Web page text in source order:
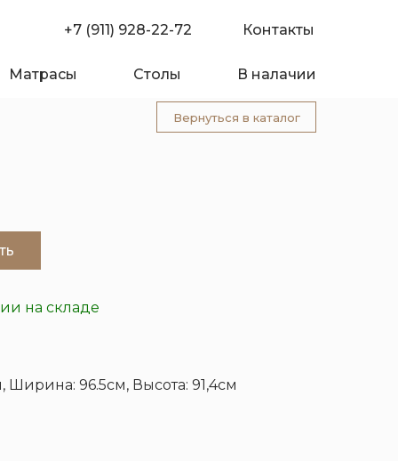
Матрасы Столы В налачии
Контакты
+7 (911) 928-22-72
Вернуться в каталог
на складе
Ширина: 96.5см, Высота: 91,4см